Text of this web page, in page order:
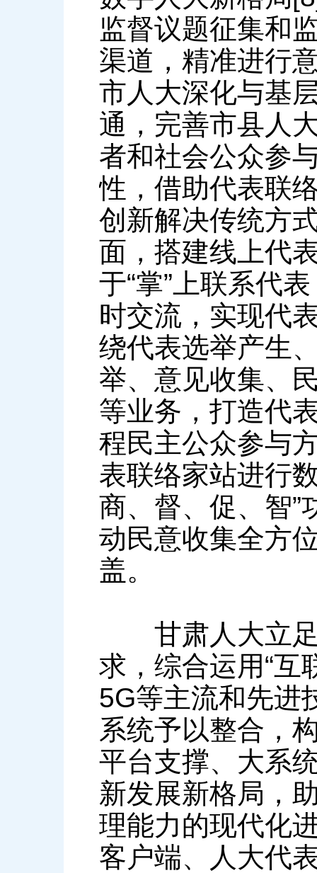
监督议题征集和
渠道，精准进行
市人大深化与基
通，完善市县人
者和社会公众参
性，借助代表联
创新解决传统方
面，搭建线上代
于“掌”上联系代
时交流，实现代
绕代表选举产生
举、意见收集、
等业务，打造代
程民主公众参与
表联络家站进行
商、督、促、智”
动民意收集全方
盖。
甘肃人大立足
求，综合运用“互
5G等主流和先进
系统予以整合，
平台支撑、大系
新发展新格局，
理能力的现代化
客户端、人大代